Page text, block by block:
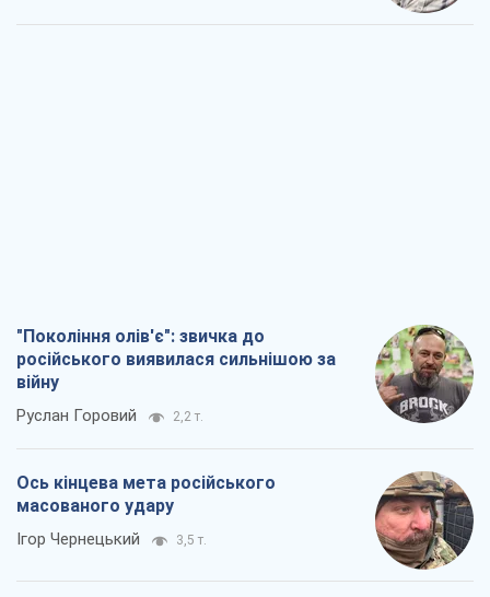
"Покоління олів'є": звичка до
російського виявилася сильнішою за
війну
Руслан Горовий 2,2 т.
Ось кінцева мета російського
масованого удару
Ігор Чернецький 3,5 т.